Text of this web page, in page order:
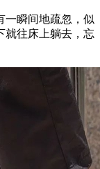
瞬间地疏忽，似
就往床上躺去，忘